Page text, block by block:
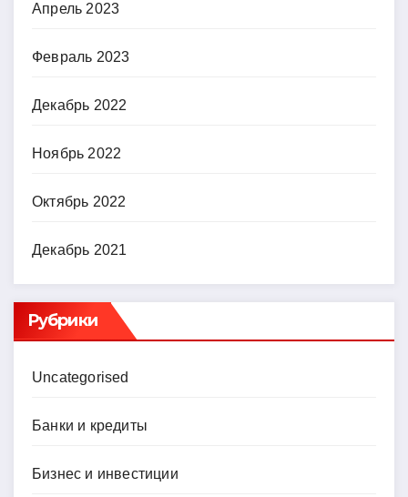
Апрель 2023
Февраль 2023
Декабрь 2022
Ноябрь 2022
Октябрь 2022
Декабрь 2021
Рубрики
Uncategorised
Банки и кредиты
Бизнес и инвестиции